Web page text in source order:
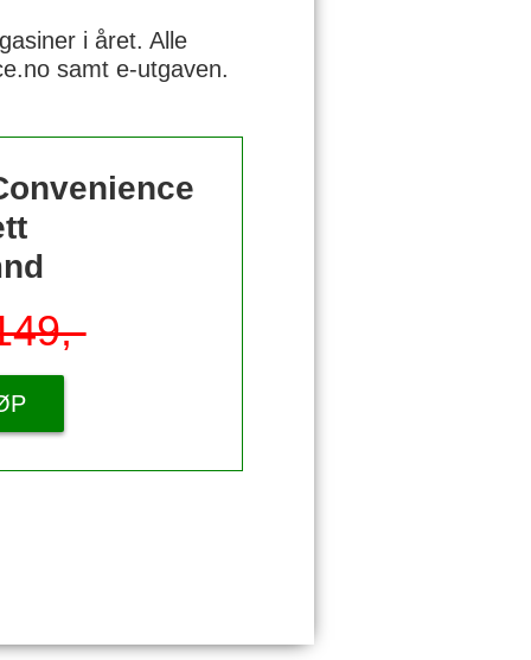
i året. Alle
samt e-utgaven.